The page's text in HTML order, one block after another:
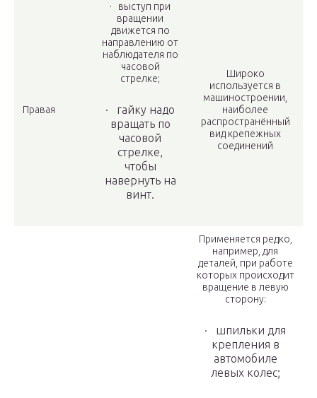
Правая
· выступ при
вращении
движется по
направлению от
наблюдателя по
часовой
стрелке;
· гайку надо
вращать по
часовой
стрелке,
чтобы
навернуть на
винт.
Широко
используется в
машиностроении,
наиболее
распространённый
вид крепежных
соединений
Применяется редко,
например, для
деталей, при работе
которых происходит
вращение в левую
сторону:
· шпильки для
крепления в
автомобиле
левых колес;